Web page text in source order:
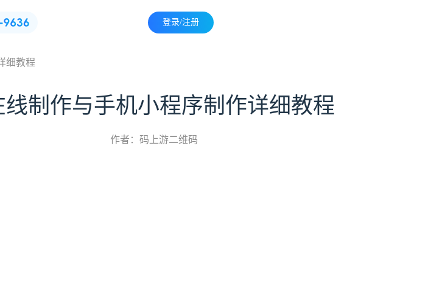
登录/注册
细教程
制作与手机小程序制作详细教程
作者：码上游二维码